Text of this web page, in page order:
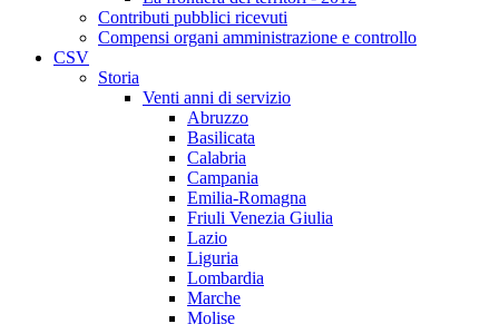
Contributi pubblici ricevuti
Compensi organi amministrazione e controllo
CSV
Storia
Venti anni di servizio
Abruzzo
Basilicata
Calabria
Campania
Emilia-Romagna
Friuli Venezia Giulia
Lazio
Liguria
Lombardia
Marche
Molise